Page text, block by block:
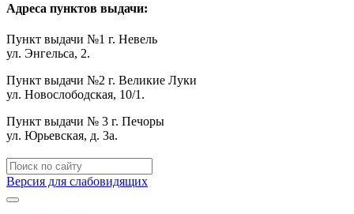
Адреса пунктов выдачи:
Пункт выдачи №1 г. Невель
ул. Энгельса, 2.
Пункт выдачи №2 г. Великие Луки
ул. Новослободская, 10/1.
Пункт выдачи № 3 г. Печоры
ул. Юрьевская, д. 3а.
Версия для слабовидящих